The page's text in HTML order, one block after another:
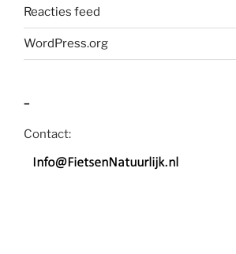
Reacties feed
WordPress.org
–
Contact: